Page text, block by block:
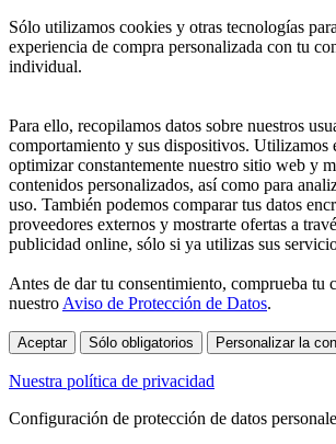
Sólo utilizamos cookies y otras tecnologías
experiencia de compra personalizada con tu
individual.
Para ello, recopilamos datos sobre nuestros
comportamiento y sus dispositivos. Utilizamos
optimizar constantemente nuestro sitio web y
contenidos personalizados, así como para
uso. También podemos comparar tus datos
proveedores externos y mostrarte ofertas a
publicidad online, sólo si ya utilizas sus
Antes de dar tu consentimiento, comprueba tu
nuestro Aviso de Protección de Datos.
Aceptar Sólo obligatorios Personalizar la
Nuestra política de privacidad
Configuración de protección de datos